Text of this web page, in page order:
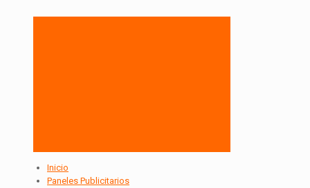
Inicio
Paneles Publicitarios